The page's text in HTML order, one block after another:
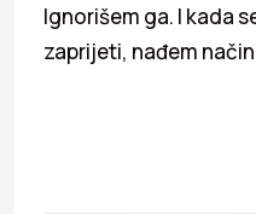
Ignorišem ga. I kada
zaprijeti, nađem